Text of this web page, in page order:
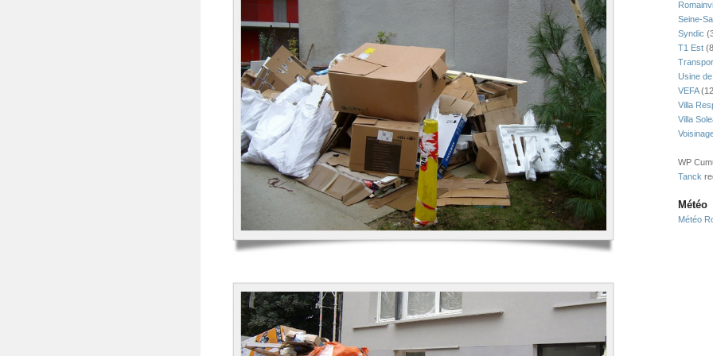
Seine-
Syndic
T1 Est
Usine
VEFA
Villa
Villa
WP
Tanck
Météo
Météo